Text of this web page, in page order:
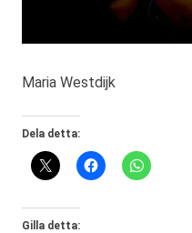
Maria Westdijk
Dela detta:
Gilla detta: